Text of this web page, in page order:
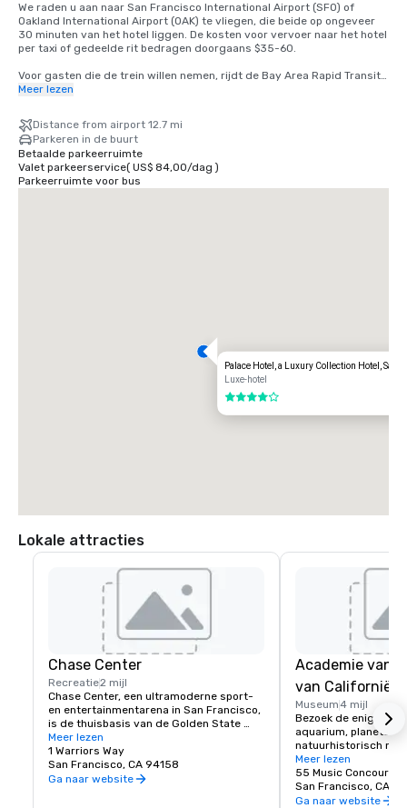
We raden u aan naar San Francisco International Airport (SFO) of
Oakland International Airport (OAK) te vliegen, die beide op ongeveer
30 minuten van het hotel liggen. De kosten voor vervoer naar het hotel
per taxi of gedeelde rit bedragen doorgaans $35-60.
Voor gasten die de trein willen nemen, rijdt de Bay Area Rapid Transit
(BART) elke 15-20 minuten tussen SFO en San Francisco. Stap gewoon
internationale terminal. Stap uit de trein bij Montgomery Street
Station. Het Palace Hotel ligt op de hoek van Market en New
Montgomery Street, direct tegenover het treinstation. De totale
kosten bedragen $8,65. De reistijd is ongeveer 45 minuten.
Meer lezen
Distance from airport 12.7 mi
Parkeren in de buurt
Betaalde parkeerruimte
Valet parkeerservice( US$ 84,00/dag )
Parkeerruimte voor bus
Palace Hotel, a Luxury Collection Hotel, San
Luxe-hotel
4 van 5
Lokale attracties
Chase Center
Recreatie2 mijl
Chase Center, een ultramoderne sport-
en entertainmentarena in San Francisco,
is de thuisbasis van de Golden State
Warriors en bijna 200 evenementen per
jaar.
Meer lezen
1 Warriors Way
San Francisco, CA 94158
Ga naar website
Academie van
van Californië
Museum4 mijl
Bezoek de enige
aquarium,
natuurhistorisch
onder één levend
Meer lezen
55 Music Concourse
San Francisco, CA
Ga naar website